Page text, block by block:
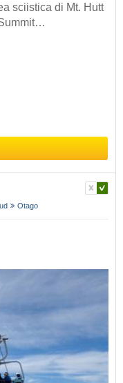
sciistica di Mt. Hutt
Otago